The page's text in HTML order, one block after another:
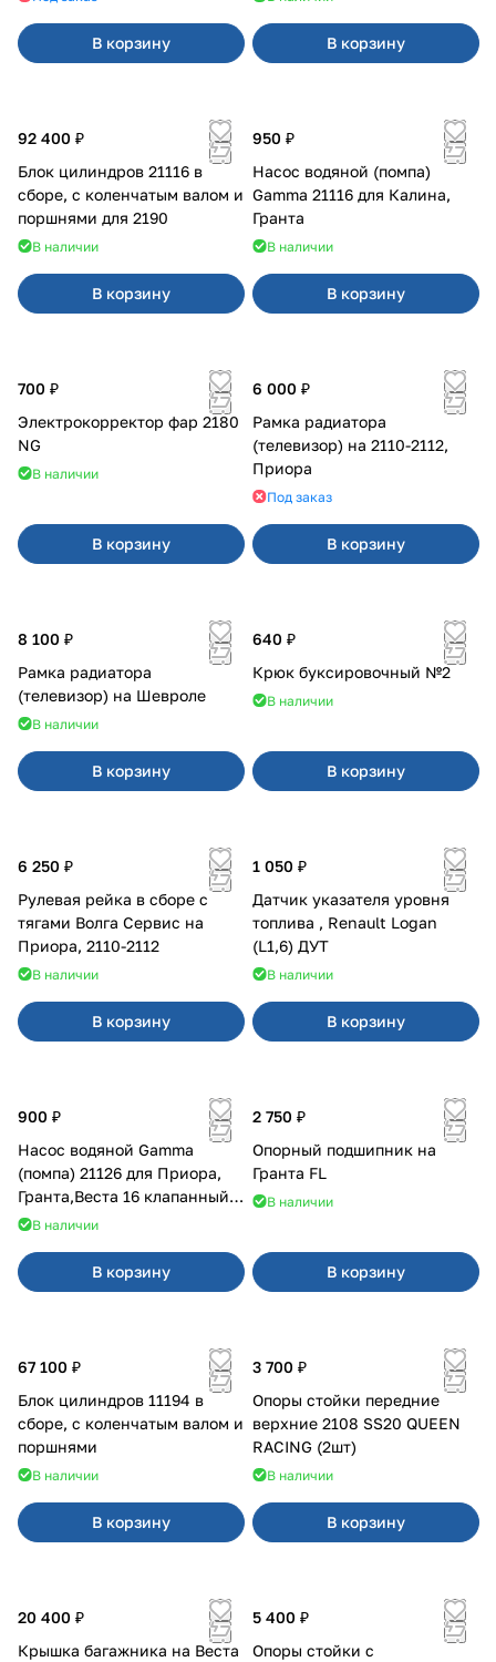
В корзину В корзину
92 400 ₽
Блок цилиндров 21116 в
сборе, с коленчатым валом и
поршнями для 2190
В наличии
В корзину
950 ₽
Насос водяной (помпа)
Gamma 21116 для Калина,
Гранта
В наличии
В корзину
700 ₽
Электрокорректор фар 2180
NG
В наличии
В корзину
6 000 ₽
Рамка радиатора
(телевизор) на 2110-2112,
Приора
Под заказ
В корзину
8 100 ₽
Рамка радиатора
(телевизор) на Шевроле
В наличии
В корзину
640 ₽
Крюк буксировочный №2
В наличии
В корзину
6 250 ₽
Рулевая рейка в сборе с
тягами Волга Сервис на
Приора, 2110-2112
В наличии
В корзину
1 050 ₽
Датчик указателя уровня
топлива , Renault Logan
(L1,6) ДУТ
В наличии
В корзину
900 ₽
Насос водяной Gamma
(помпа) 21126 для Приора,
Гранта,Веста 16 клапанный
двигатель.
В наличии
В корзину
2 750 ₽
Опорный подшипник на
Гранта FL
В наличии
В корзину
67 100 ₽
Блок цилиндров 11194 в
сборе, с коленчатым валом и
поршнями
В наличии
В корзину
3 700 ₽
Опоры стойки передние
верхние 2108 SS20 QUEEN
RACING (2шт)
В наличии
В корзину
20 400 ₽
Крышка багажника на Веста
5 400 ₽
Опоры стойки с